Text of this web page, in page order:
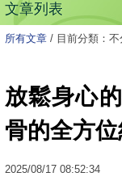
文章列表
所有文章 / 目前分類：
放鬆身心
骨的全方
2025/08/17 08:52:34